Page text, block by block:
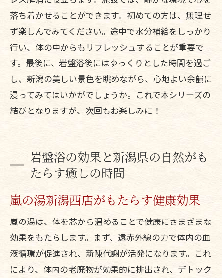
落ち着かせることができます。初めての方は、無理せ
ず楽しんでみてください。途中で水分補給をしっかり
行い、体の中からもリフレッシュすることが重要で
す。最後に、岩盤浴後にはゆっくりとした時間を過ご
し、新潟の美しい景色を眺めながら、心地よい余韻に
浸ってみてはいかがでしょうか。これで本シリーズの
結びとなりますが、次回もお楽しみに！
岩盤浴の効果と新潟県の自然がも
たらす癒しの時間
嵐の湯新潟西店がもたらす健康効果
嵐の湯は、体を芯から温めることで健康にさまざまな
効果をもたらします。まず、遠赤外線の力で体内の血
液循環が促進され、新陳代謝が活発になります。これ
により、体内の老廃物が効果的に排出され、デトック